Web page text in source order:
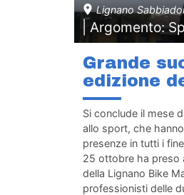
Lignano
| Argomento:
Grande
edizione
Si conclude il mese
allo sport, che
presenze in tutti i
25 ottobre ha preso
della Lignano Bike
professionisti delle